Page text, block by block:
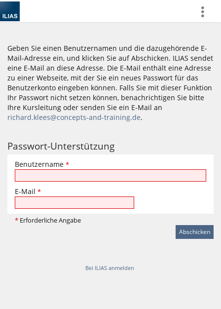
more
Geben Sie einen Benutzernamen und die dazugehörende E-
Mail-Adresse ein, und klicken Sie auf Abschicken. ILIAS sendet
eine E-Mail an diese Adresse. Die E-Mail enthält eine Adresse
zu einer Webseite, mit der Sie ein neues Passwort für das
Benutzerkonto eingeben können. Falls Sie mit dieser Funktion
Ihr Passwort nicht setzen können, benachrichtigen Sie bitte
Ihre Kursleitung oder senden Sie ein E-Mail an
richard.klees@concepts-and-training.de.
Passwort-Unterstützung
Benutzername *
E-Mail *
* Erforderliche Angabe
Bei ILIAS anmelden